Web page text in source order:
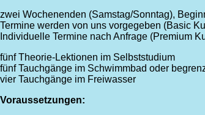
zwei Wochenenden (Samstag/Sonntag),
Termine werden von uns vorgegeben (Basic
Individuelle Termine nach Anfrage (Premium
fünf Theorie-Lektionen im Selbststudium
fünf Tauchgänge im Schwimmbad oder
vier Tauchgänge im Freiwasser
Voraussetzungen: